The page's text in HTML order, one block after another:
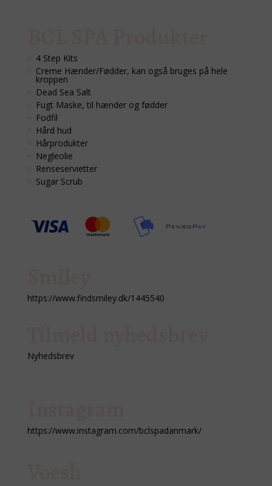
4 Step Kits
Creme Hænder/Fødder, kan også bruges på hele
kroppen
Dead Sea Salt
Fugt Maske, til hænder og fødder
Fodfil
Hård hud
Hårprodukter
Negleolie
Renseservietter
Sugar Scrub
https://www.findsmiley.dk/1445540
Nyhedsbrev
https://www.instagram.com/bclspadanmark/